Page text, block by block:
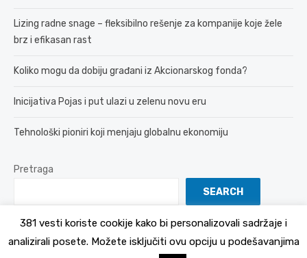
Lizing radne snage – fleksibilno rešenje za kompanije koje žele
brz i efikasan rast
Koliko mogu da dobiju građani iz Akcionarskog fonda?
Inicijativa Pojas i put ulazi u zelenu novu eru
Tehnološki pioniri koji menjaju globalnu ekonomiju
Pretraga
SEARCH
Politika Privatnosti
381 vesti koriste cookije kako bi personalizovali sadržaje i
analizirali posete. Možete isključiti ovu opciju u podešavanjima